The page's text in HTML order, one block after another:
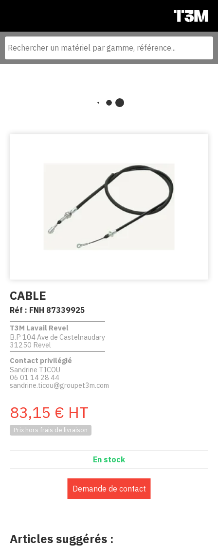
CABLE
Réf : FNH 87339925
T3M Lavail Revel
B.P 104 Ave de Castelnaudary
31250 Revel
Contact privilégié
Sandrine TICOU
06 01 14 28 44
sandrine.ticou@groupet3m.com
83,15 € HT
Prix hors frais de livraison
En stock
Demande de contact
Articles suggérés :